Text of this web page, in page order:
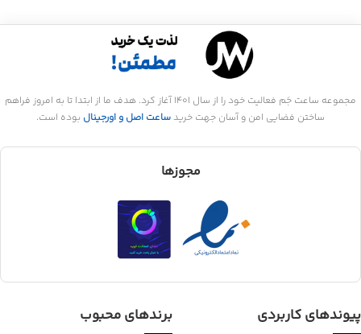
مجموعه ساعت جَم فعالیت خود را از سال 1401 آغاز کرد. هدف ما از ابتدا تا به امروز فراهم
ساختن فضایی امن و آسان جهت خرید ساعت اصل و اورجینال بوده است.
مجوزها
پیوندهای کاربردی برندهای محبوب